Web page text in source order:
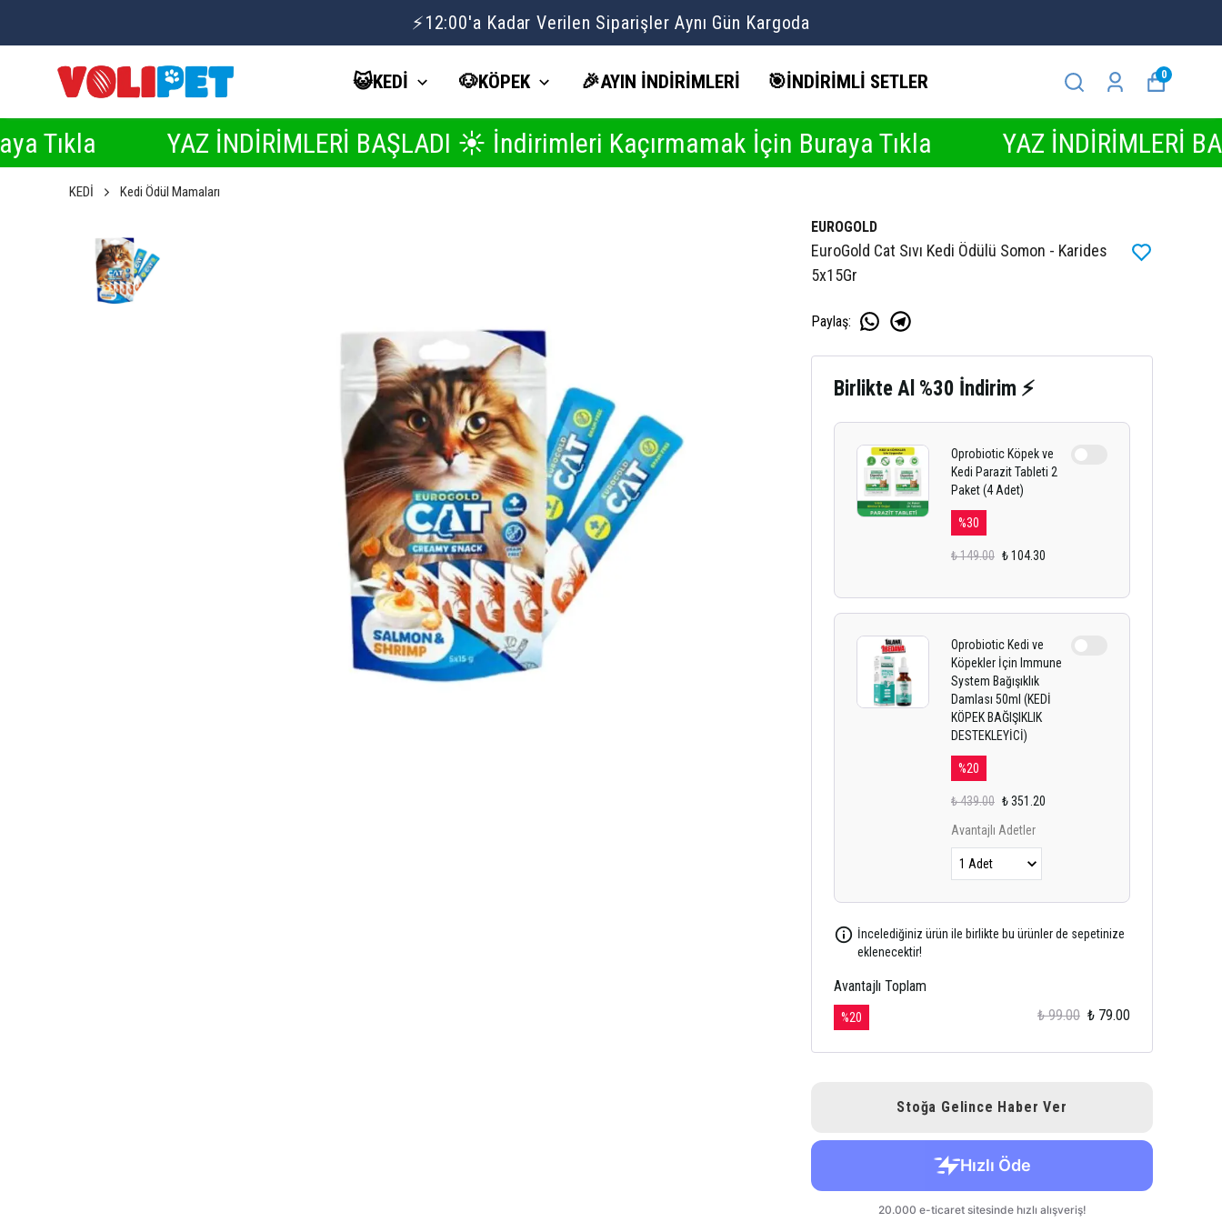
Volipet Yaz İndirimlerinde Seçili Ürünlerde 1 ALANA 1 BEDAVA ☀️
😺KEDİ 🐶KÖPEK 🎉AYIN İNDİRİMLERİ 🎯İNDİRİMLİ SETLER 0
YAZ İNDİRİMLERİ BAŞLADI ☀️ İndirimleri Kaçırmamak İçin Buraya Tıkla YAZ İNDİRİMLERİ BAŞLADI
KEDİ Kedi Ödül Mamaları
EUROGOLD
EuroGold Cat Sıvı Kedi Ödülü Somon - Karides
5x15Gr
Paylaş:
Birlikte Al %30 İndirim ⚡
Oprobiotic Köpek ve
Kedi Parazit Tableti 2
Paket (4 Adet)
%30
₺ 149.00 ₺ 104.30
Oprobiotic Kedi ve
Köpekler İçin Immune
System Bağışıklık
Damlası 50ml (KEDİ
KÖPEK BAĞIŞIKLIK
DESTEKLEYİCİ)
%20
₺ 439.00 ₺ 351.20
Avantajlı Adetler
İncelediğiniz ürün ile birlikte bu ürünler de sepetinize
eklenecektir!
Avantajlı Toplam
%20 ₺ 99.00 ₺ 79.00
Stoğa Gelince Haber Ver